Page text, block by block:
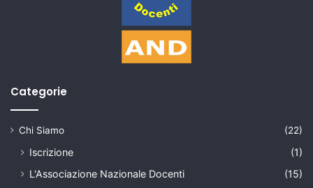
Categorie
Chi Siamo (22)
Iscrizione
(1)
L'Associazione Nazionale Docenti
(15)